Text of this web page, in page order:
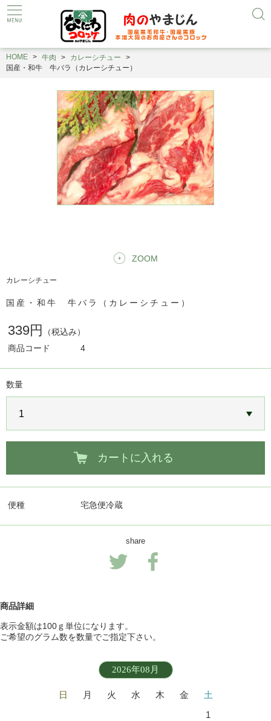
HOME 牛肉
カレーシチュー
国産・和牛 牛バラ（カレーシチュー）
ZOOM
カレーシチュー
国産・和牛 牛バラ（カレーシチュー）
339円
（税込み）
商品コード
4
数量
カートに入れる
便種 宅急便冷蔵
share
商品詳細
表示金額は100ｇ単位になります。
ご希望のグラム数を数量でご指定下さい。
2026年08月
日 月 火 水 木 金
土
1